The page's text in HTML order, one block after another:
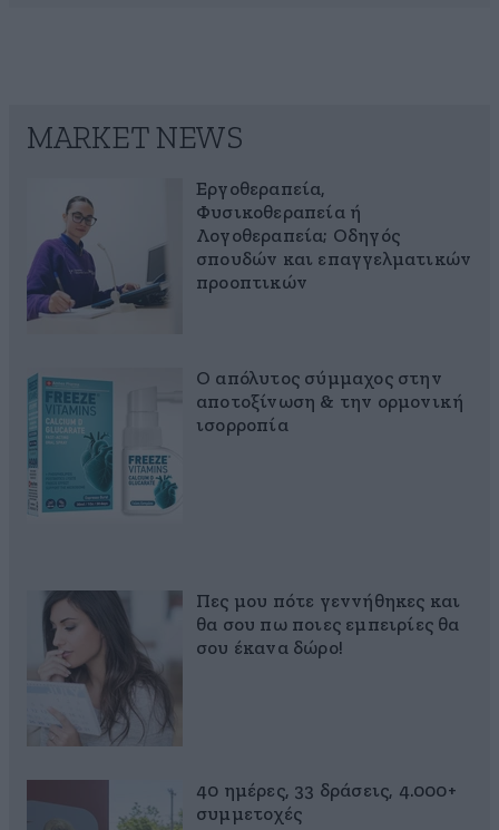
MARKET NEWS
Εργοθεραπεία,
Φυσικοθεραπεία ή
Λογοθεραπεία; Οδηγός
σπουδών και επαγγελματικών
προοπτικών
Ο απόλυτος σύμμαχος στην
αποτοξίνωση & την ορμονική
ισορροπία
Πες μου πότε γεννήθηκες και
θα σου πω ποιες εμπειρίες θα
σου έκανα δώρο!
40 ημέρες, 33 δράσεις, 4.000+
συμμετοχές